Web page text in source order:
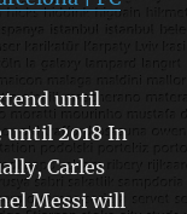
until
until 2018 In
Carles
Messi will